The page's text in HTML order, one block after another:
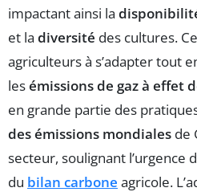
impactant ainsi la
et la diversité des cultures.
agriculteurs à s’adapter tout
lesémissions de gaz à effet
en grande partie des
des émissions mondiales de
secteur, soulignant l’urgence
du bilan carbone agricole.